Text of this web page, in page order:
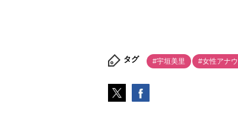
タグ #宇垣美里 #女性アナ